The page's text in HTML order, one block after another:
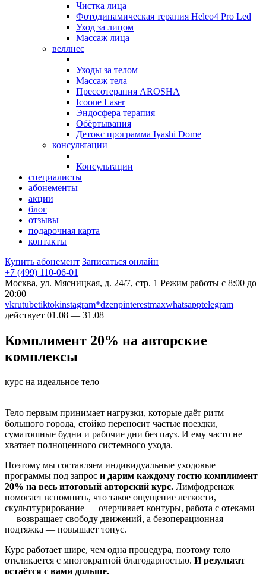
Чистка лица
Фотодинамическая терапия Heleo4 Pro Led
Уход за лицом
Массаж лица
веллнес
Уходы за телом
Массаж тела
Прессотерапия AROSHA
Icoone Laser
Эндосфера терапия
Обёртывания
Детокс программа Iyashi Dome
консультации
Консультации
специалисты
абонементы
акции
блог
отзывы
подарочная карта
контакты
Купить абонемент Записаться онлайн
+7 (499) 110-06-01
Москва, ул. Мясницкая, д. 24/7, стр. 1 Режим работы с 8:00 до
20:00
vkrutubetiktokinstagram*dzenpinterestmaxwhatsapptelegram
действует 01.08 — 31.08
Комплимент 20% на авторские
комплексы
курс на идеальное тело
Тело первым принимает нагрузки, которые даёт ритм
большого города, стойко переносит частые поездки,
суматошные будни и рабочие дни без пауз. И ему часто не
хватает полноценного системного ухода.
Поэтому мы составляем индивидуальные уходовые
программы под запрос и дарим каждому гостю комплимент
20% на весь итоговый авторский курс. Лимфодренаж
помогает вспомнить, что такое ощущение легкости,
скульптурирование — очерчивает контуры, работа с отеками
— возвращает свободу движений, а безоперационная
подтяжка — повышает тонус.
Курс работает шире, чем одна процедура, поэтому тело
откликается с многократной благодарностью. И результат
остаётся с вами дольше.